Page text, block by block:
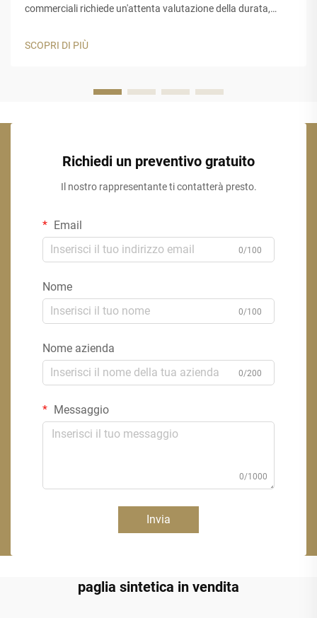
commerciali richiede un'attenta valutazione della durata,
paglia sintetica rappresenta una soluzione ideale per le
SCOPRI DI PIÙ
Richiedi un preventivo gratuito
Il nostro rappresentante ti contatterà presto.
Email
0/100
Nome
0/100
Nome azienda
0/200
Messaggio
0/1000
Invia
paglia sintetica in vendita